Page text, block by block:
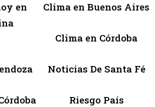
en
Clima en Buenos Aires
Clima en Córdoba
Noticias De Santa Fé
Riesgo País